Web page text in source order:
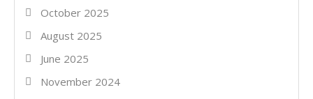
October 2025
August 2025
June 2025
November 2024